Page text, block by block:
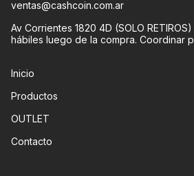
ventas@cashcoin.com.ar
Av Corrientes 1820 4D (SOLO
hábiles luego de la compra. Coordinar
Inicio
Productos
OUTLET
Contacto